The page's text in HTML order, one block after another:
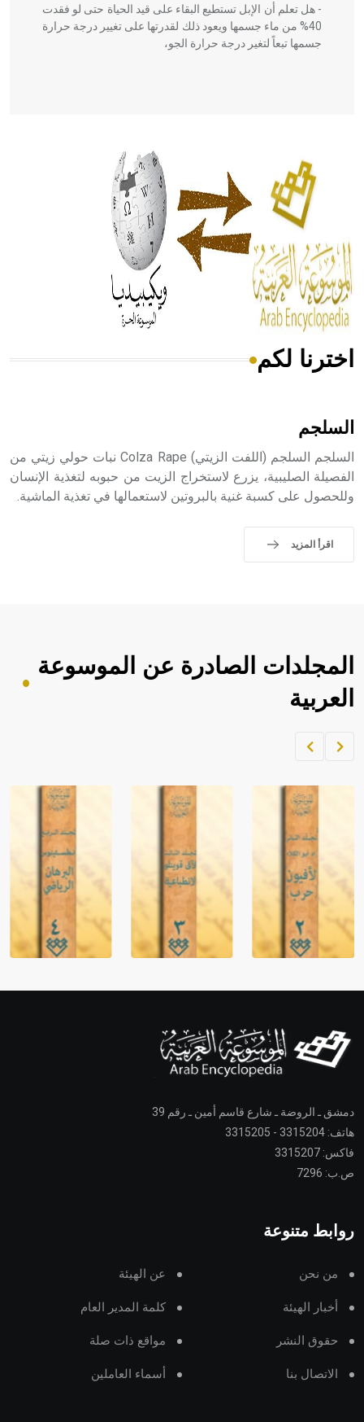
- هل تعلم أن الإبل تستطيع البقاء على قيد الحياة حتى لو فقدت
40% من ماء جسمها ويعود ذلك لقدرتها على تغيير درجة حرارة
جسمها تبعاً لتغير درجة حرارة الجو،
الحكم، الأدلة، تنظيم التغذية، ورسالته في جروح الرأس. ويعود
له الفضل بأنه حرر الطب من الدين والفلسفة.
- هل تعلم أن المرجان إفراز حيواني يتكون في البحر ويتركب
من مادة كربونات الكلسيوم، وهو أحمر أو شديد الحمرة وهو
أجود أنواعه، ويمتاز بكبر الحجم ويسمى الش
هل تعلم أن الأبسيد كلمة فرنسية اللفظ تم اعتمادها مصطلحاً
- هل تعلم أن أبجر Abgar اسم معروف جيداً يعود إلى عدد من
التاسع، وهم ينتسبون إلى أسرة أوسروين
حيث تقتصر القيمة الصوتية للعلامة الك
اخترنا لكم
السلجم
السلجم السلجم (اللفت الزيتي) Colza Rape نبات حولي زيتي من
الفصيلة الصليبية، يزرع لاستخراج الزيت من حبوبه لتغذية الإنسان
وللحصول على كسبة غنية بالبروتين لاستعمالها في تغذية الماشية.
اقرأ المزيد
المجلدات الصادرة عن الموسوعة
العربية
دمشق ـ الروضة ـ شارع قاسم أمين ـ رقم 39
هاتف: 3315204 - 3315205
فاكس: 3315207
ص.ب: 7296
روابط متنوعة
من نحن عن الهيئة
أخبار الهيئة كلمة المدير العام
حقوق النشر مواقع ذات صلة
الاتصال بنا أسماء العاملين